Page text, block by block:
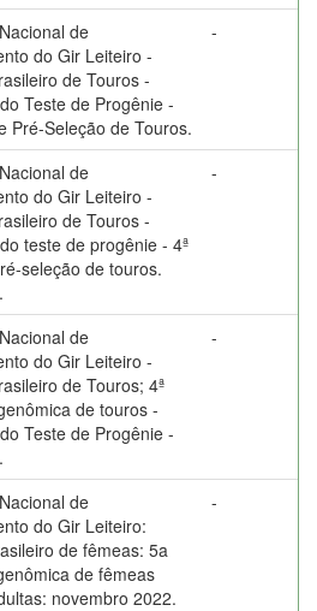
de
do Gir Leiteiro -
de Touros -
Teste de Progênie -
Pré-Seleção de Touros.
-
de
do Gir Leiteiro -
de Touros -
teste de progênie - 4ª
seleção de touros.
-
de
do Gir Leiteiro -
de Touros; 4ª
de touros -
Teste de Progênie -
-
de
do Gir Leiteiro:
de fêmeas: 5a
de fêmeas
novembro 2022.
-